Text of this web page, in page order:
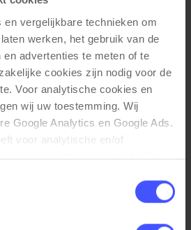
vergelijkbare technieken om
werken, het gebruik van de
advertenties te meten of te
cookies zijn nodig voor de
Voor analytische cookies en
wij uw toestemming. Wij
Google Analytics en Google Ads.
voor analytische en/of
gegevens over uw gebruik
remarketing en
Meer informatie vindt u in onze
op onze website.
BASE02